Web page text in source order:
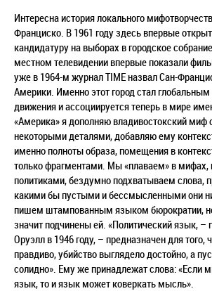
Интересна история локального
Франциско. В 1961 году здесь впервые
кандидатуру на выборах в городское
местном телевидении впервые показали
уже в 1964-м журнал TIME назвал Сан-
Америки. Именно этот город стал
движения и ассоциируется теперь в мире
«Америка» я дополняю владивостокский миф
некоторыми деталями, добавляю ему
именно полноты образа, помещения в
только фрагментами. Мы «плаваем» в
политиками, бездумно подхватываем слова,
какими бы пустыми и бессмысленными они
пишем штампованным языком бюрократии,
значит подчинены ей. «Политический язык,
Оруэлл в 1946 году, – предназначен для того,
правдиво, убийство выглядело достойно, а
солидно». Ему же принадлежат слова: «Если
язык, то и язык может коверкать мысль».